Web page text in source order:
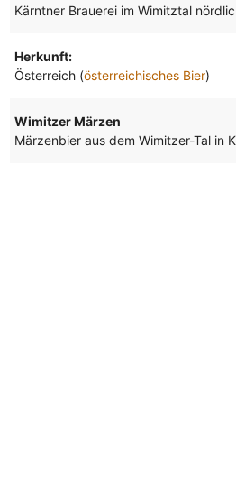
Kärntner Brauerei im Wimitztal
Herkunft:
Österreich (österreichisches Bier)
Wimitzer Märzen
Märzenbier aus dem Wimitzer-Tal in